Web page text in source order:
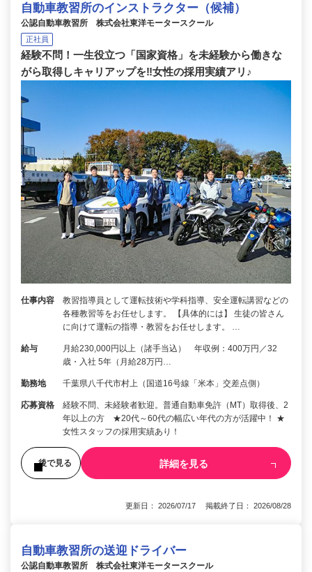
自動車教習所のインストラクター（候補）
公認自動車教習所 株式会社東洋モータースクール
正社員
経験不問！一生役立つ「国家資格」を未経験から働きな
がら取得しキャリアップを‼女性の採用実績アリ♪
仕事内容
教習指導員として運転技術や学科指導、安全運転講習などの
各種教習等をお任せします。 【具体的には】 生徒の皆さん
に向けて運転の指導・教習をお任せします。 …
給与
月給230,000円以上（諸手当込） 年収例：400万円／32
歳・入社 5年（月給28万円…
勤務地 千葉県八千代市村上（国道16号線「米本」交差点側）
応募資格
経験不問、未経験者歓迎。普通自動車免許（MT）取得後、2
年以上の方 ★20代～60代の幅広い年代の方が活躍中！ ★
女性スタッフの採用実績あり！
後で見る 詳細を見る
更新日： 2026/07/17 掲載終了日： 2026/08/28
自動車教習所の送迎ドライバー
公認自動車教習所 株式会社東洋モータースクール